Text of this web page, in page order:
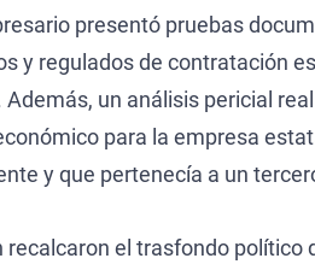
presentó pruebas
y regulados de contratación
un análisis pericial
para la empresa
y que pertenecía a un
el trasfondo